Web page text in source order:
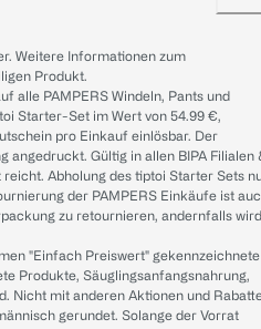
Weitere Informationen zum
Produkt.
alle PAMPERS Windeln, Pants und
Starter-Set im Wert von 54.99 €,
pro Einkauf einlösbar. Der
angedruckt. Gültig in allen BIPA Filialen
reicht. Abholung des tiptoi Starter Sets
der PAMPERS Einkäufe ist
zu retournieren, andernfalls wird
"Einfach Preiswert" gekennzeichnete
Produkte, Säuglingsanfangsnahrung,
Nicht mit anderen Aktionen und
gerundet. Solange der Vorrat